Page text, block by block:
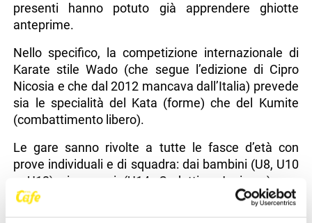
presenti hanno potuto già apprendere ghiotte
anteprime.
Nello specifico, la competizione internazionale di
Karate stile Wado (che segue l’edizione di Cipro
Nicosia e che dal 2012 mancava dall’Italia) prevede
sia le specialità del Kata (forme) che del Kumite
(combattimento libero).
Le gare sanno rivolte a tutte le fasce d’età con
prove individuali e di squadra: dai bambini (U8, U10
e U12) ai ragazzi (U14, Cadetti e Juniores), per
arrivare fino agli adulti (categorie Senior e Master)
e ai diversamente abili, orgogliosi assi del